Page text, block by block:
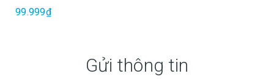
99.999₫
Gửi thông tin